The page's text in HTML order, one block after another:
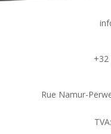
+32
Rue Namur-